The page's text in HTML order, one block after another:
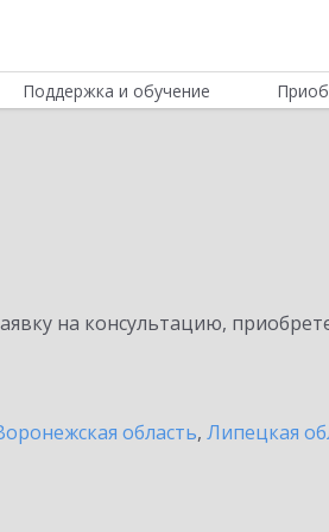
Поддержка и обучение
на консультацию,
область, Липецкая